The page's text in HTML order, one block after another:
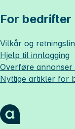
For bedrifter
Vilkår og
Hjelp til innlogging
Overføre annonser
Nyttige artikler for